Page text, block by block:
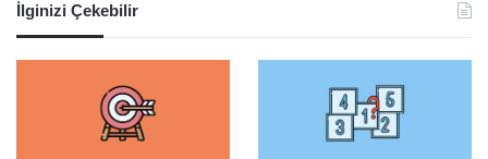
İlginizi Çekebilir